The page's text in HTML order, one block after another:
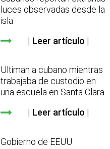
luces observadas desde la
isla
Leer artículo
Ultiman a cubano mientras
trabajaba de custodio en
una escuela en Santa Clara
Leer artículo
Gobierno de EEUU